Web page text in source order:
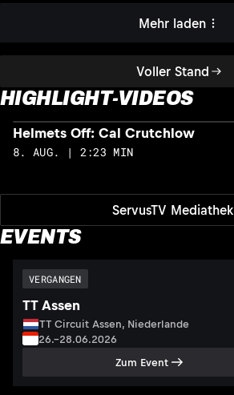
Voller Stand
Mehr laden
HIGHLIGHT-VIDEOS
ServusTV Mediathek
Helmets Off: Cal Crutchlow
8. AUG. | 2:23 MIN
EVENTS
VERGANGEN
TT Assen
TT Circuit Assen, Niederlande
26.–28.06.2026
Zum Event